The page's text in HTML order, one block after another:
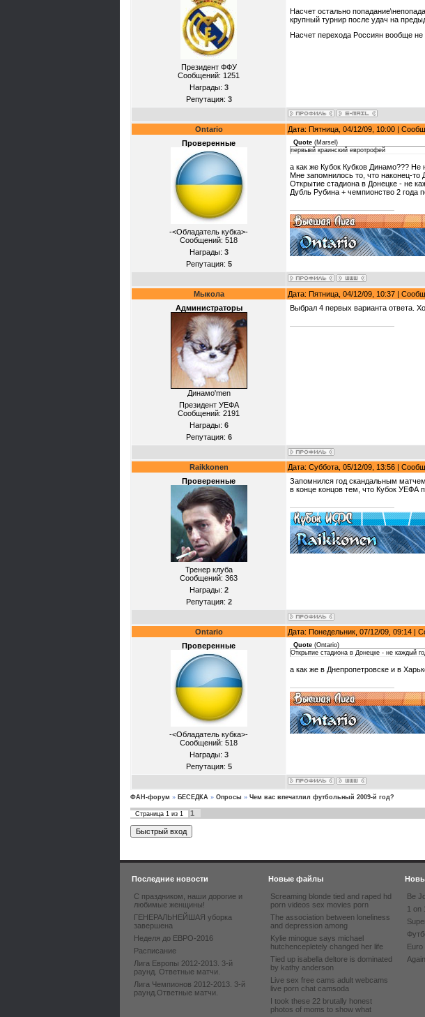
Президент ФФУ
Сообщений: 1251
Награды: 3
Репутация: 3
Насчет остально
крупный турнир после удач на
Насчет перехода Россиян вообще не
Ontario Дата: Пятница, 04/12/09, 10:00 |
Проверенные
-<Обладатель кубка>-
Сообщений: 518
Награды: 3
Репутация: 5
Quote (Marsel )
первывй краинский евротрофей
а как же Кубок Кубков Динамо??? Не
Мне запомнилось то, что наконец-то
Открытие стадиона в Донецке - не
Дубль Рубина + чемпионство 2
Мыкола Дата: Пятница, 04/12/09, 10:37 |
Администраторы
Динамо'mеn
Президент УЕФА
Сообщений: 2191
Награды: 6
Репутация: 6
Выбрал 4 первых варианта ответа.
Raikkonen Дата: Суббота, 05/12/09, 13:56 |
Проверенные
Тренер клуба
Сообщений: 363
Награды: 2
Репутация: 2
Запомнился год скандальным
в конце концов тем, что Кубок УЕФА
Ontario Дата: Понедельник, 07/12/09, 09:14 |
Проверенные
-<Обладатель кубка>-
Сообщений: 518
Награды: 3
Репутация: 5
Quote (Ontario)
Открытие стадиона в Донецке - не каждый
а как же в Днепропетровске и в
ФАН-форум » БЕСЕДКА » Опросы » Чем вас впечатлил футбольный 2009-й год?
Страница 1 из 1
1
Последние новости
С праздником, наши дорогие и
любимые женщины!
ГЕНЕРАЛЬНЕЙШАЯ уборка
завершена
Неделя до ЕВРО-2016
Расписание
Лига Европы 2012-2013. 3-й
раунд. Ответные матчи.
Лига Чемпионов 2012-2013. 3-й
раунд.Ответные матчи.
Новые файлы
Screaming blonde tied and raped hd
porn videos sex movies porn
The association between loneliness
and depression among
Kylie minogue says michael
hutchencepletely changed her life
Tied up isabella deltore is dominated
by kathy anderson
Live sex free cams adult webcams
live porn chat camsoda
I took these 22 brutally honest
photos of moms to show what
Be
1 on
Euro